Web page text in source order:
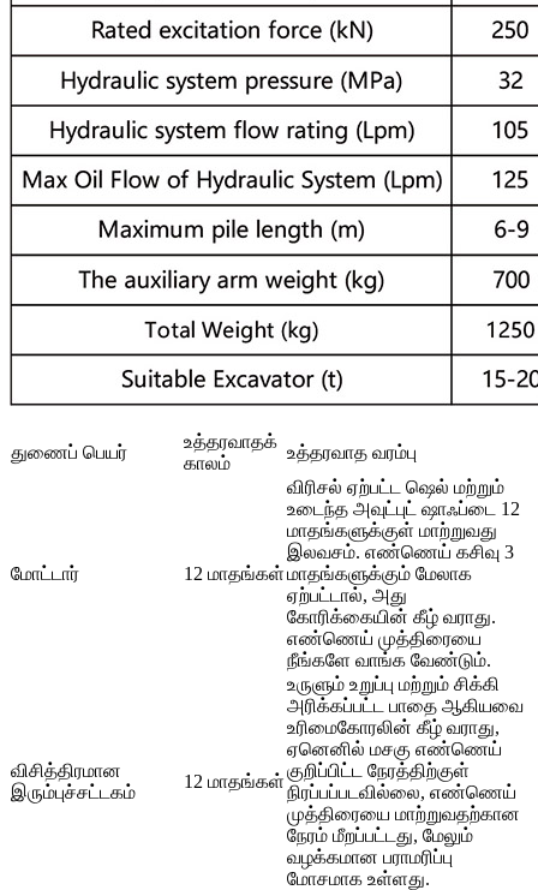
துணைப் பெயர்
உத்தரவாதக்
காலம்
உத்தரவாத வரம்பு
மோட்டார் 12 மாதங்கள்
விரிசல் ஏற்பட்ட ஷெல் மற்றும்
உடைந்த அவுட்புட் ஷாஃப்டை 12
மாதங்களுக்குள் மாற்றுவது
இலவசம். எண்ணெய் கசிவு 3
மாதங்களுக்கும் மேலாக
ஏற்பட்டால், அது
கோரிக்கையின் கீழ் வராது.
எண்ணெய் முத்திரையை
நீங்களே வாங்க வேண்டும்.
விசித்திரமான
இரும்புச்சட்டகம்
12 மாதங்கள்
உருளும் உறுப்பு மற்றும் சிக்கி
அரிக்கப்பட்ட பாதை ஆகியவை
உரிமைகோரலின் கீழ் வராது,
ஏனெனில் மசகு எண்ணெய்
குறிப்பிட்ட நேரத்திற்குள்
நிரப்பப்படவில்லை, எண்ணெய்
முத்திரையை மாற்றுவதற்கான
நேரம் மீறப்பட்டது, மேலும்
வழக்கமான பராமரிப்பு
மோசமாக உள்ளது.